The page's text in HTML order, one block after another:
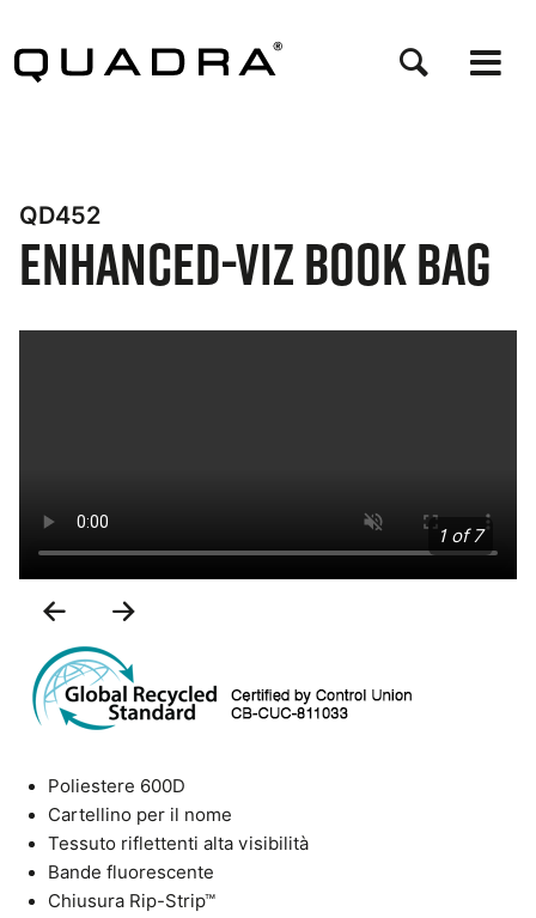
contenuto
QD452
Enhanced-Viz Book Bag
1 of 7
Previous
Slide
Poliestere 600D
Cartellino per il nome
Tessuto riflettenti alta visibilità
Bande fluorescente
Chiusura Rip-Strip™